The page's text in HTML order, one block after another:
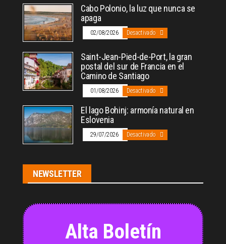
Cabo Polonio, la luz que nunca se
apaga
02/08/2026 Desactivado
Saint-Jean-Pied-de-Port, la gran
postal del sur de Francia en el
Camino de Santiago
01/08/2026 Desactivado
El lago Bohinj: armonía natural en
Eslovenia
29/07/2026 Desactivado
NEWSLETTER
Alta Boletín